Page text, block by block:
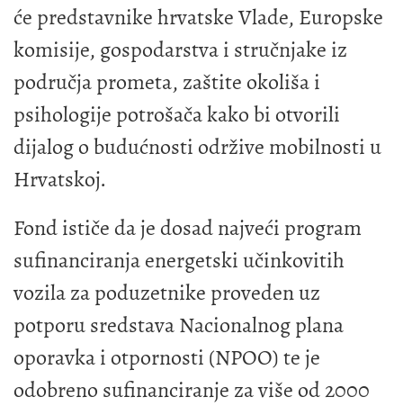
će predstavnike hrvatske Vlade, Europske
komisije, gospodarstva i stručnjake iz
područja prometa, zaštite okoliša i
psihologije potrošača kako bi otvorili
dijalog o budućnosti održive mobilnosti u
Hrvatskoj.
Fond ističe da je dosad najveći program
sufinanciranja energetski učinkovitih
vozila za poduzetnike proveden uz
potporu sredstava Nacionalnog plana
oporavka i otpornosti (NPOO) te je
odobreno sufinanciranje za više od 2000